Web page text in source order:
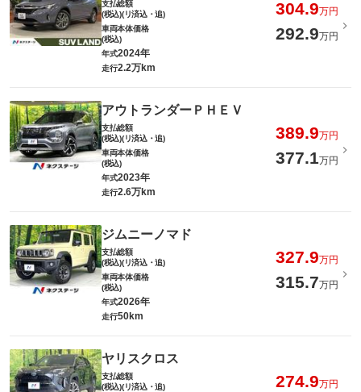
支払総額
(税込)(リ済込・追)
304.9万円
車両本体価格
(税込)
292.9万円
年式2024年
走行2.2万km
アウトランダーＰＨＥＶ
支払総額
(税込)(リ済込・追)
389.9万円
車両本体価格
(税込)
377.1万円
年式2023年
走行2.6万km
ジムニーノマド
支払総額
(税込)(リ済込・追)
327.9万円
車両本体価格
(税込)
315.7万円
年式2026年
走行50km
ヤリスクロス
支払総額
(税込)(リ済込・追)
274.9万円